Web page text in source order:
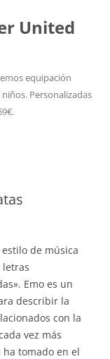
United
equipación
Personalizadas
de música
letras
Emo es un
describir la
con la
vez más
tomado en el